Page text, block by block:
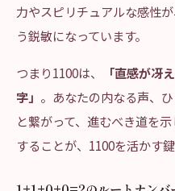
力やスピリチュアルな感性
う鋭敏になっています。
つまり1100は、
「直感が冴
字」 。あなたの内なる声、
と繋がって、進むべき道を
することが、1100を活かす鍵